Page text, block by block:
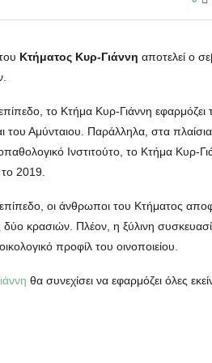
Κτήματος Κυρ-Γιάννη αποτελεί ο
το Κτήμα Κυρ-Γιάννη
του Αμύνταιου. Παράλληλα, στα
Ινστιτούτο, το Κτήμα Κυρ-
2019.
επίπεδο, οι άνθρωποι του Κτήματος
κρασιών. Πλέον, η ξύλινη
προφίλ του οινοποιείου.
θα συνεχίσει να εφαρμόζει όλες